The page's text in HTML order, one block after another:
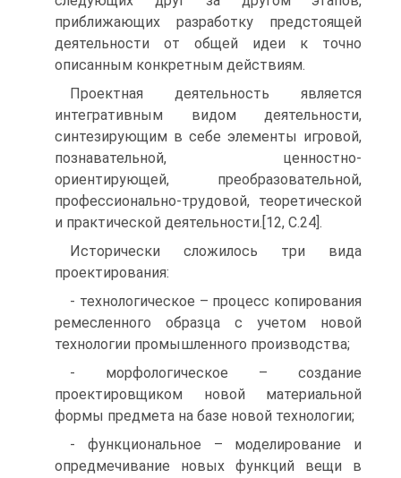
приближающих разработку предстоящей
деятельности от общей идеи к точно
описанным конкретным действиям.
Проектная деятельность является
интегративным видом деятельности,
синтезирующим в себе элементы игровой,
познавательной, ценностно-
ориентирующей, преобразовательной,
профессионально-трудовой, теоретической
и практической деятельности.[12, С.24].
Исторически сложилось три вида
проектирования:
- технологическое – процесс копирования
ремесленного образца с учетом новой
технологии промышленного производства;
- морфологическое – создание
проектировщиком новой материальной
формы предмета на базе новой технологии;
- функциональное – моделирование и
опредмечивание новых функций вещи в